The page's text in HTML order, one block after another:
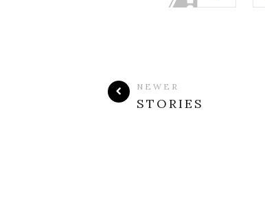
NEWER
STORIES